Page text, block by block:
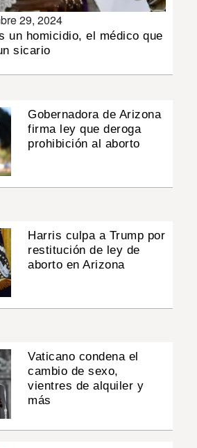
29, 2024
un homicidio, el médico que
sicario
Gobernadora de Arizona
firma ley que deroga
prohibición al aborto
Harris culpa a Trump por
restitución de ley de
aborto en Arizona
Vaticano condena el
cambio de sexo,
vientres de alquiler y
más